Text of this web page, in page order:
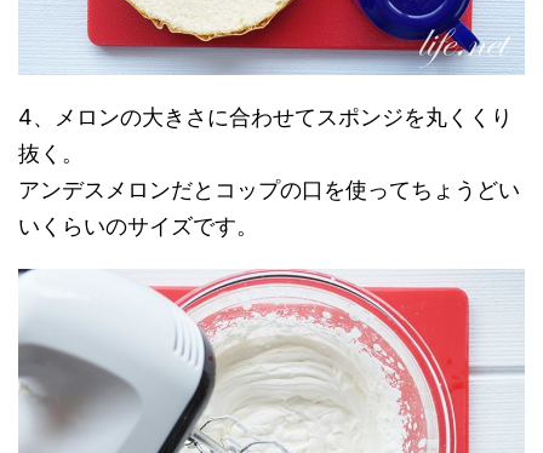
4、メロンの大きさに合わせてスポンジを丸くくり
抜く。
アンデスメロンだとコップの口を使ってちょうどい
いくらいのサイズです。